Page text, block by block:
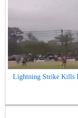
Lightning Strike Kills